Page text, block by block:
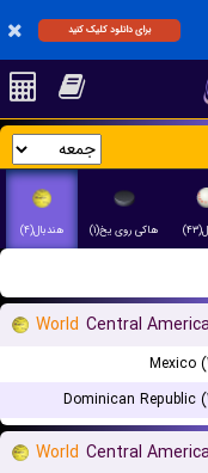
برای دانلود کلیک کنید
هاکی روی یخ(۱) هندبال(۴)
World Central
Mexico
Dominican Republic
World Central